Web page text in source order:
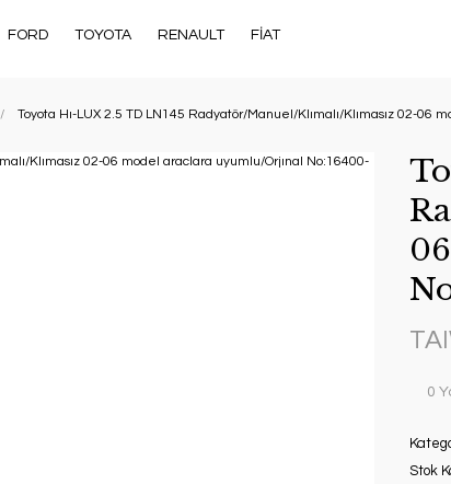
FORD TOYOTA RENAULT FİAT
Toyota Hı-LUX 2.5 TD LN145 Radyatör/Manuel/Klımalı/Klımasız 02-06
0
Stok